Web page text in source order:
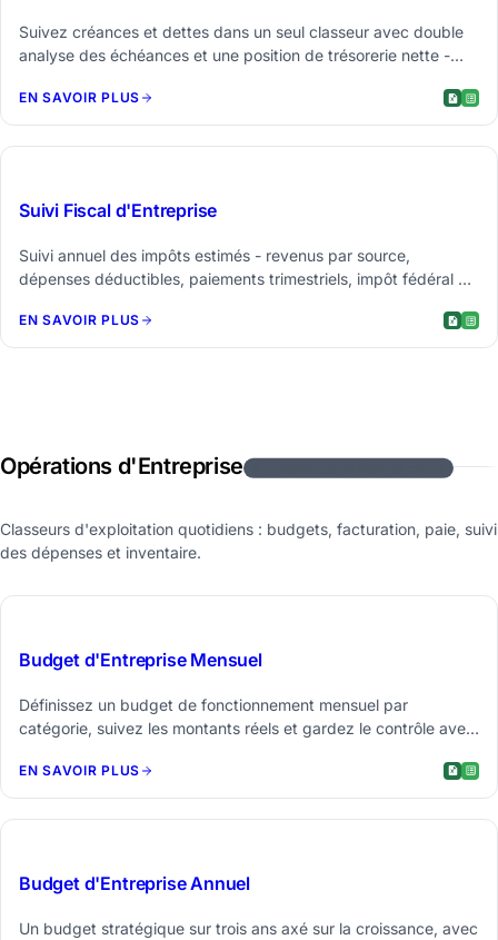
Suivez créances et dettes dans un seul classeur avec double
analyse des échéances et une position de trésorerie nette -
EN SAVOIR PLUS
Suivi Fiscal d'Entreprise
Suivi annuel des impôts estimés - revenus par source,
dépenses déductibles, paiements trimestriels, impôt fédéral +
EN SAVOIR PLUS
Opérations d'Entreprise
Classeurs d'exploitation quotidiens : budgets, facturation, paie, suivi
des dépenses et inventaire.
Budget d'Entreprise Mensuel
Définissez un budget de fonctionnement mensuel par
catégorie, suivez les montants réels et gardez le contrôle avec
fin d'année - le tout dans un seul tableur.
EN SAVOIR PLUS
Budget d'Entreprise Annuel
Un budget stratégique sur trois ans axé sur la croissance, avec